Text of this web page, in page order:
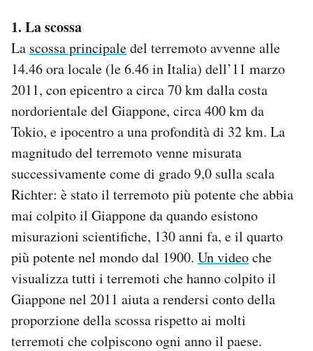
1. La scossa
La scossa principaledel terremoto avvenne alle
14.46 ora locale (le 6.46 in Italia) dell’11 marzo
2011, con epicentro a circa 70 km dalla costa
nordorientale del Giappone, circa 400 km da
Tokio, e ipocentro a una profondità di 32 km. La
magnitudo del terremoto venne misurata
successivamente come di grado 9,0 sulla scala
Richter: è stato il terremoto più potente che abbia
mai colpito il Giappone da quando esistono
misurazioni scientifiche, 130 anni fa, e il quarto
più potente nel mondo dal 1900. Un videoche
visualizza tutti i terremoti che hanno colpito il
Giappone nel 2011 aiuta a rendersi conto della
proporzione della scossa rispetto ai molti
terremoti che colpiscono ogni anno il paese.